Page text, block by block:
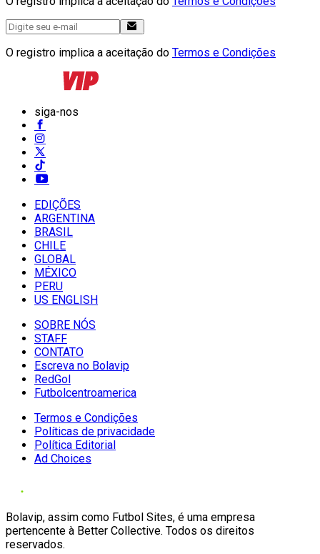
O registro implica a aceitação do Termos e Condições
siga-nos
EDIÇÕES
ARGENTINA
BRASIL
CHILE
GLOBAL
MÉXICO
PERU
US ENGLISH
SOBRE NÓS
STAFF
CONTATO
Escreva no Bolavip
RedGol
Futbolcentroamerica
Termos e Condições
Políticas de privacidade
Política Editorial
Ad Choices
Bolavip, assim como Futbol Sites, é uma empresa
pertencente à Better Collective. Todos os direitos
reservados.